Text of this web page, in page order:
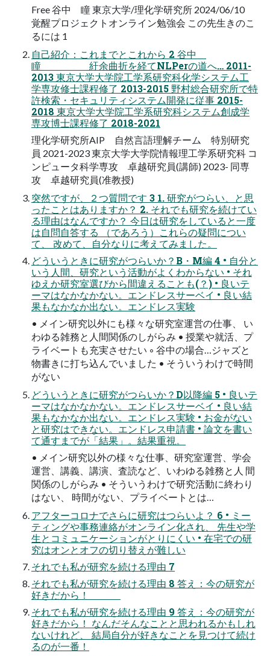
Free 谷中 瞳 東京大学/理化学研究所 2024/06/10
覚醒プロジェクトオンライン勉強会 この先生きのこ
るには 1
自己紹介：これまでとこれから 2 谷中
瞳 紆余曲折を経てNLPerの道へ… 2011-
2013 東京大学大学院工学系研究科化学システム工
学専攻修士課程修了 2013-2015 野村総合研究所で特
許検索・セキュリティシステム開発に従事 2015-
2018 東京大学大学院工学系研究科システム創成学
専攻博士課程修了 2018-2021
理化学研究所AIP 自然言語理解チーム 特別研究
員 2021-2023 東京大学大学院情報理工学系研究科 コ
ンピュータ科学専攻 卓越研究員(講師) 2023- 同専
攻 卓越研究員(准教授)
突然ですが、２つ質問です 3 1. 研究がつらい、と思
ったことはありますか？ 2. それでも研究を続けてい
る理由はなんですか？ 今日は研究をしていると一度
は自問自答する （であろう）これらの疑問につい
て、 改めて、自分なりに考えてみました。
どういうときに研究がつらいか？B・M編 4 • 自分と
いう人間、研究という活動がよくわからない • それ
ゆえか研究室選びから間違えることも(？) • 良いテ
ーマはなかなかない。エンドレスサーベイ • 良い結
果もなかなか出ない。エンドレス実験
• メイン研究以外にも様々な研究室運営の仕事、 い
わゆる雑務と人間関係のしがらみ • 授業や就活、プ
ライベートも充実させたい ◦ 谷中の場合…ジャズと
物書きに打ち込んでいました • そういうわけで時間
がない
どういうときに研究がつらいか？D以降編 5 • 良いテ
ーマはなかなかない。エンドレスサーベイ • 良い結
果もなかなか出ない。エンドレス実験 • お金がない
と研究はできない。エンドレス申請書 • 論文を書い
て通すまでが「結果」。結果重視。
• メイン研究以外の様々な仕事、研究室運営、学会
運営、講義、講演、査読など、いわゆる雑務と人 間
関係のしがらみ • そういうわけで研究活動に終わり
はない、 時間がない、プライベートとは…
アフターコロナでさらに研究はつらいよ？ 6 • ミー
ティングや事務連絡がオンライン化され、 先生や学
生とコミュニケーションがとりにくい • 在宅での研
究はオンとオフの切り替えが難しい
それでも私が研究を続ける理由 7
それでも私が研究を続ける理由 8 答え：今の研究が
好きだから！
それでも私が研究を続ける理由 9 答え：今の研究が
好きだから！ なんだそんなことと思われるかもしれ
ないけれど、 結局自分が好きなことを見つけて続け
るのが一番！